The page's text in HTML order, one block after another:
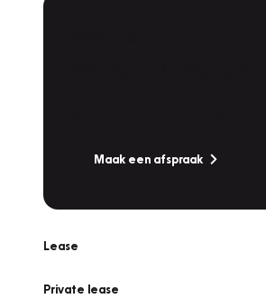
Maak een afspraak
Lease
Private lease